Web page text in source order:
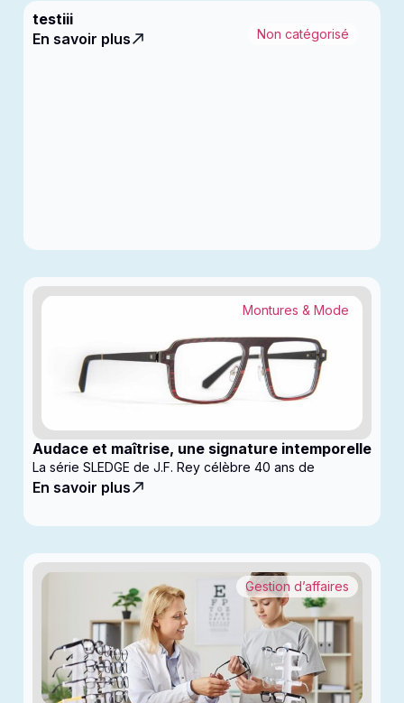
testiii
Non catégorisé
En savoir plus
Audace et maîtrise, une signature intemporelle
Montures & Mode
La série SLEDGE de J.F. Rey célèbre 40 ans de
En savoir plus
Gestion d’affaires